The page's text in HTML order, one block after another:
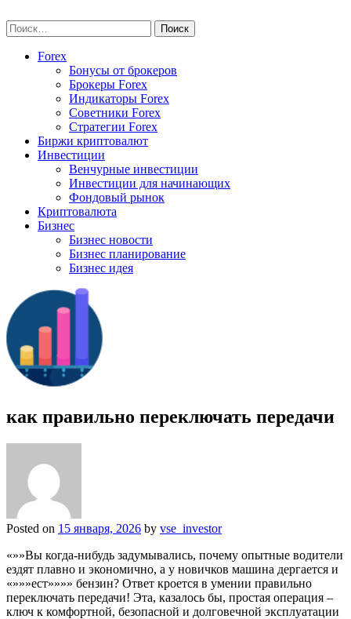
to
content
Найти:
Forex
Бонусы от брокеров
Брокеры Forex
Индикаторы Forex
Советники Forex
Стратегии Forex
Биржи криптовалют
Инвестиции
Венчурные инвестиции
Инвестиции для начинающих
Фондовый рынок
Криптовалюта
Бизнес
Бизнес новости
Бизнес планирование
Бизнес идея
как правильно переключать передачи
Posted on 15 января, 2026 by vse_investor
«»»Вы когда-нибудь задумывались, почему опытные водители
ездят плавно и экономично, а у новичков машина дергается и
«»»»ест»»»» бензин? Ответ кроется в умении правильно
переключать передачи! Эта, казалось бы, простая операция –
ключ к комфортной, безопасной и долговечной эксплуатации